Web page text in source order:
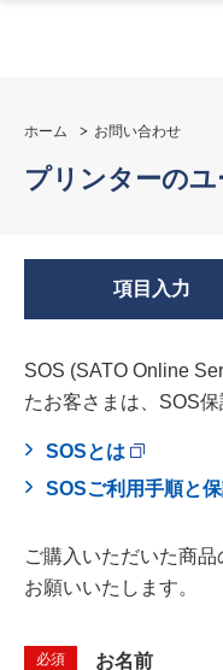
ホーム お問い合わせ
プリンターの
項目入力
SOS (SATO Online
たお客さまは、SOS
SOSとは
SOSご利用手順と
ご購入いただいた商
お願いいたします。
必須 お名前